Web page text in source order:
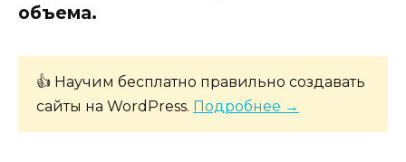
объема.
👍 Научим бесплатно правильно создавать
сайты на WordPress. Подробнее →